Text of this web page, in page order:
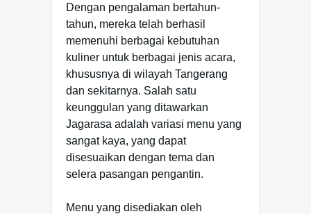
Dengan pengalaman bertahun-
tahun, mereka telah berhasil
memenuhi berbagai kebutuhan
kuliner untuk berbagai jenis acara,
khususnya di wilayah Tangerang
dan sekitarnya. Salah satu
keunggulan yang ditawarkan
Jagarasa adalah variasi menu yang
sangat kaya, yang dapat
disesuaikan dengan tema dan
selera pasangan pengantin.
Menu yang disediakan oleh